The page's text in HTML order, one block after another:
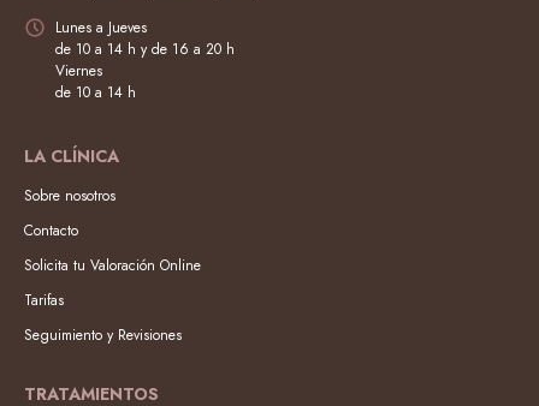
Lunes a Jueves
de 10 a 14 h y de 16 a 20 h
Viernes
de 10 a 14 h
LA CLÍNICA
Sobre nosotros
Contacto
Solicita tu Valoración Online
Tarifas
Seguimiento y Revisiones
TRATAMIENTOS